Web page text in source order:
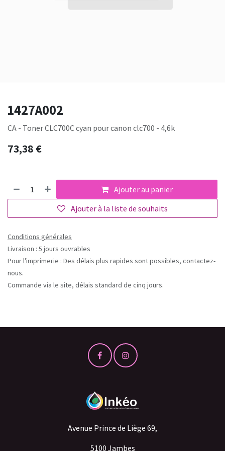
1427A002
CA - Toner CLC700C cyan pour canon clc700 - 4,6k
73,38€
Ajouter au panier
Ajouter à la liste de souhaits
Conditions générales
Livraison : 5 jours ouvrables
Pour l'imprimerie : Des délais plus rapides sont possibles, contactez-
nous.
Commande via le site, délais standard de cinq jours.
Avenue Prince de Liège 69,
5100 Jambes